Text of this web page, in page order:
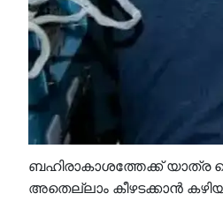
ബഹിരാകാശത്തേക്ക് യാത്ര
അതെല്ലാം കീഴടക്കാൻ